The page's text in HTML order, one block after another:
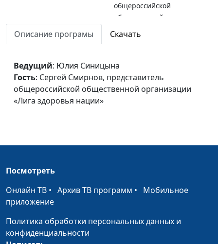
общероссийской
общественной
Реклама табачной
продукции: влияние на
молодежь и подростков
представитель
общероссийской
общероссийской
здоровья нации»
Мой ребенок ненавидит
Описание програмы Скачать
Ведущий: Юлия Синицына
Гость: Сергей Смирнов, представитель
общероссийской общественной организации
«Лига здоровья нации»
Посмотреть
Онлайн ТВ • Архив ТВ программ • Мобильное
приложение
Политика обработки персональных данных и
конфиденциальности